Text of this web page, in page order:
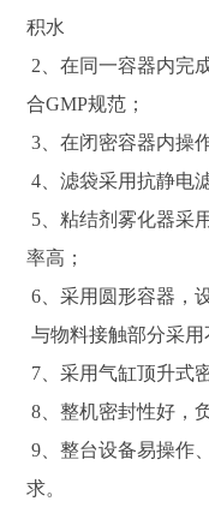
积水
2、在同一容器内完
合GMP规范；
3、在闭密容器内操
4、滤袋采用抗静电
5、粘结剂雾化器采
率高；
6、采用圆形容器，
与物料接触部分采用
7、采用气缸顶升式
8、整机密封性好，
9、整台设备易操作
求。